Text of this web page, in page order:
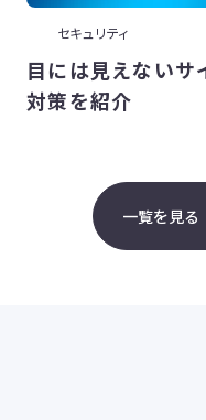
一覧を見る
セキュリティ
目には見えないサ
対策を紹介